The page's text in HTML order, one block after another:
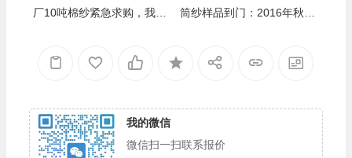
厂10吨棉纱紧急求购，我们
筒纱样品到门：2016年秋，
我的微信
微信扫一扫联系报价